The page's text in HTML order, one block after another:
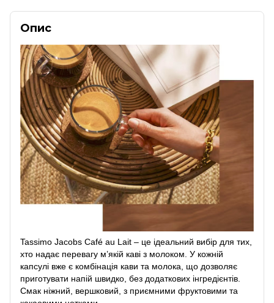
Опис
Tassimo Jacobs Café au Lait – це ідеальний вибір для тих,
хто надає перевагу м’якій каві з молоком. У кожній
капсулі вже є комбінація кави та молока, що дозволяє
приготувати напій швидко, без додаткових інгредієнтів.
Смак ніжний, вершковий, з приємними фруктовими та